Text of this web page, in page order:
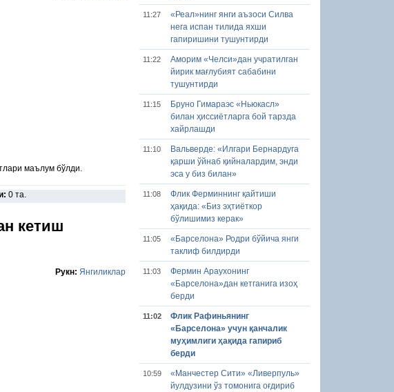
маълум бўлди.
0 та.
кетиш
Рукн: Янгиликлар
11:27
«Реал»нинг янги аъзоси Силва
нега испан тилида яхши
гапиришини тушунтирди
11:22
Аморим «Челси»дан учратилган
йирик мағлубият сабабини
тушунтирди
11:15
Бруно Гимараэс «Ньюкасл»
билан ҳиссиётларга бой тарзда
хайрлашди
11:10
Вальверде: «Илгари Бернардуга
қарши ўйнаб қийналардим, энди
эса у биз билан»
11:08
Флик Ферминнинг қайтиши
ҳақида: «Биз эҳтиёткор
бўлишимиз керак»
11:05
«Барселона» Родри бўйича янги
таклиф билдирди
11:03
Фермин Араухонинг
«Барселона»дан кетганига изоҳ
берди
11:02
Флик Рафиньянинг
«Барселона» учун қанчалик
муҳимлиги ҳақида гапириб
берди
10:59
«Манчестер Сити» «Ливерпуль»
йулдузини ўз томонига оғдириб